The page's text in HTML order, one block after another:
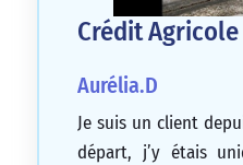
Crédit Agricole
Aurélia.D
Je suis un client
départ, j’y étais